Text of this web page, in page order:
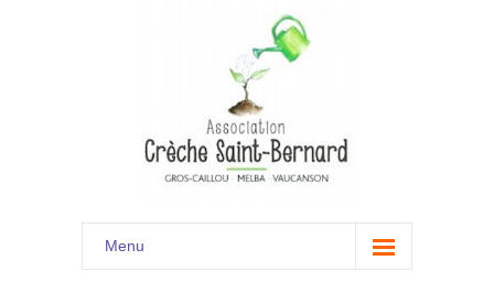
Menu